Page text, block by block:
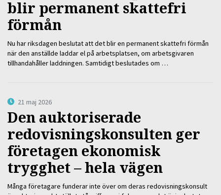
blir permanent skattefri
förmån
Nu har riksdagen beslutat att det blir en permanent skattefri förmån
när den anställde laddar el på arbetsplatsen, om arbetsgivaren
tillhandahåller laddningen. Samtidigt beslutades om …
21 maj 2026
Den auktoriserade
redovisningskonsulten ger
företagen ekonomisk
trygghet – hela vägen
Många företagare funderar inte över om deras redovisningskonsult